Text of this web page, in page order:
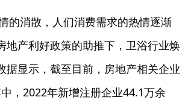
的消散，人们消费需求的热情逐渐
地产利好政策的助推下，卫浴行业焕
据显示，截至目前，房地产相关企业
，2022年新增注册企业44.1万余